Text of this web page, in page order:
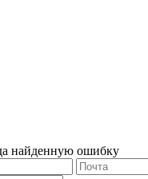
найденную ошибку